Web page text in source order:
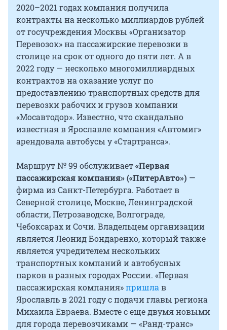
2020–2021 годах компания получила
контракты на несколько миллиардов рублей
от госучреждения Москвы «Организатор
Перевозок» на пассажирские перевозки в
столице на срок от одного до пяти лет. А в
2022 году — несколько многомиллиардных
контрактов на оказание услуг по
предоставлению транспортных средств для
перевозки рабочих и грузов компании
«Мосавтодор». Известно, что скандально
известная в Ярославле компания «Автомиг»
арендовала автобусы у «Стартранса».
Маршрут № 99 обслуживает«Первая
пассажирская компания» («ПитерАвто») —
фирма из Санкт-Петербурга. Работает в
Северной столице, Москве, Ленинградской
области, Петрозаводске, Волгограде,
Чебоксарах и Сочи. Владельцем организации
является Леонид Бондаренко, который также
является учредителем нескольких
транспортных компаний и автобусных
парков в разных городах России. «Первая
пассажирская компания»пришлав
Ярославль в 2021 году с подачи главы региона
Михаила Евраева. Вместе с еще двумя новыми
для города перевозчиками — «Ранд-транс»